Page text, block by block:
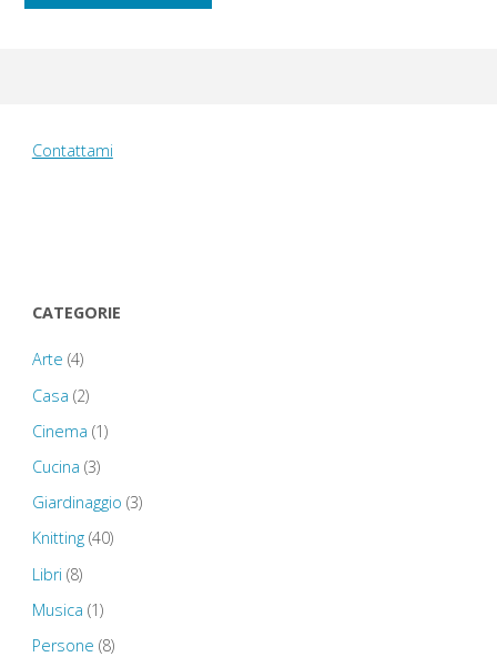
Contattami
CATEGORIE
Arte (4)
Casa (2)
Cinema (1)
Cucina (3)
Giardinaggio (3)
Knitting(40)
Libri (8)
Musica (1)
Persone (8)